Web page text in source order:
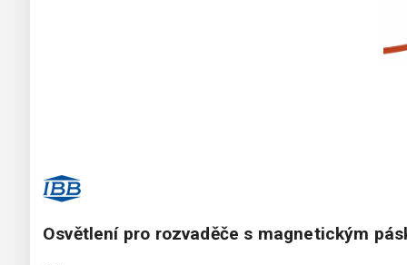
Osvětlení pro rozvaděče s magnetickým